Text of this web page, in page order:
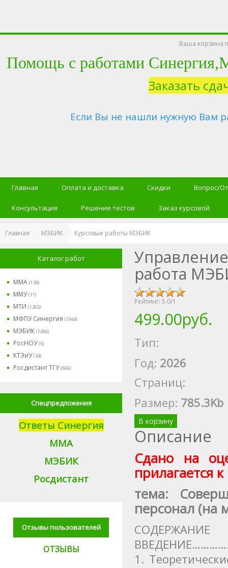
Ваша корзина
Помощь с работами
Заказать
Если Вы не нашли нужную Вам
Главная Оплата и доставка Скидки Вопрос/
Консультация Решение тестов Заказ курсовой
Главная МЭБИК Курсовые работы МЭБИК
Каталог работ
ММА (139)
ММУ(11)
МТИ (1265)
МФПУ Синергия (1944)
МЭБИК (1486)
РосНОУ(5)
КТЭиУ(34)
Росдистант ТГУ(866)
Спецпредложения
Ответы Синергия
ММА
МЭБИК
Росдистант
Отзывы пользователей
ОТЗЫВЫ
работа
Рейтинг: 5.0/1
499.00руб.
Тип:
Год: 2026
Страниц:
Размер: 785.3Kb
В корзину
Описание
Сдано на
прилагается
тема:
персонал
СОДЕРЖАНИЕ
1.